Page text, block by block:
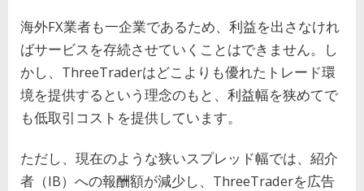
海外FX業者も一企業であるため、利益を出さなけれ
ばサービスを存続させていくことはできません。し
かし、ThreeTraderはどこよりも優れたトレード環
境を提供するという理念のもと、利益幅を狭めてで
も低取引コストを提供しています。
ただし、現在のような狭いスプレッド幅では、紹介
者（IB）への報酬額が減少し、ThreeTraderを広告